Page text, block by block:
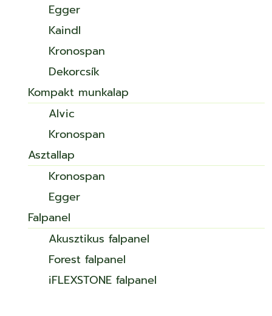
Egger
Kaindl
Kronospan
Dekorcsík
Kompakt munkalap
Alvic
Kronospan
Asztallap
Kronospan
Egger
Falpanel
Akusztikus falpanel
Forest falpanel
iFLEXSTONE falpanel